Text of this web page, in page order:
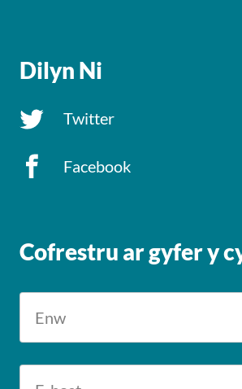
Dilyn Ni
Twitter
Facebook
Cofrestru ar gyfer y